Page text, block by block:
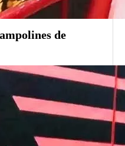
de